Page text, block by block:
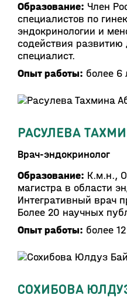
Образование: Член
специалистов по
эндокринологии и
содействия развитию
специалист.
Опыт работы: более 6
РАСУЛЕВА
Врач-эндокринолог
Образование: К.м.н.,
магистра в области
Интегративный врач
Более 20 научных
Опыт работы: более
СОХИБОВА